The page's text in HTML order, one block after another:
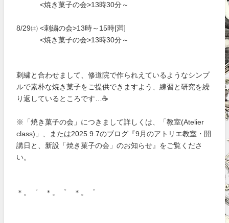
<焼き菓子の会>13時30分～
8/29㈯ <刺繍の会>13時～15時[満]
<焼き菓子の会>13時30分～
刺繍と合わせまして、修道院で作られえているようなシンプ
ルで素朴な焼き菓子をご提供できますよう、練習と研究を繰
り返しているところです…☕
※「焼き菓子の会」につきまして詳しくは、「教室(Atelier
class)」、または2025.9.7のブログ『9月のアトリエ教室・開
講日と、新設「焼き菓子の会」のお知らせ』をご覧くださ
い。
＊。゜ ＊。゜ ＊。゜